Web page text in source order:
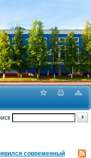
современный